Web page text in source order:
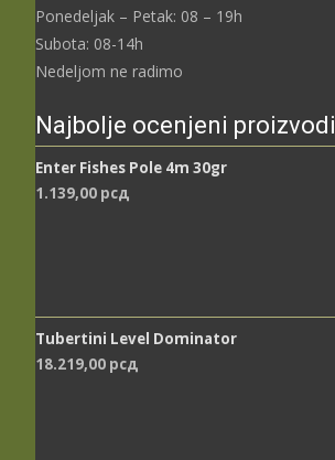
Ponedeljak – Petak: 08 – 19h
Subota: 08-14h
Nedeljom ne radimo
Najbolje ocenjeni proizvodi
Enter Fishes Pole 4m 30gr
1.139,00 рсд
Tubertini Level Dominator
18.219,00 рсд